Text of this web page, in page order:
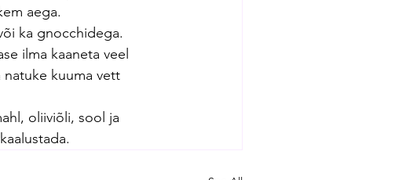
aega.
ka gnocchidega.
ilma kaaneta veel
kuuma vett
oliiviõli, sool ja